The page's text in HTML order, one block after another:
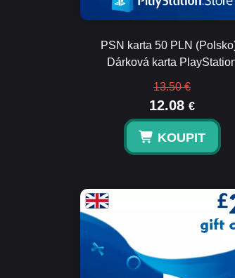
PSN karta 50 PLN
Dárková karta
13.50 €
12.08 €
KOUPIT